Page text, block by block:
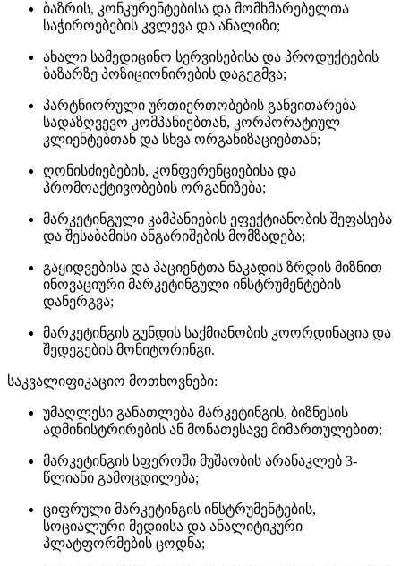
ბაზრის, კონკურენტებისა და მომხმარებელთა
საჭიროებების კვლევა და ანალიზი;
ახალი სამედიცინო სერვისებისა და პროდუქტების
ბაზარზე პოზიციონირების დაგეგმვა;
პარტნიორული ურთიერთობების განვითარება
სადაზღვევო კომპანიებთან, კორპორატიულ
კლიენტებთან და სხვა ორგანიზაციებთან;
ღონისძიებების, კონფერენციებისა და
პრომოაქტივობების ორგანიზება;
მარკეტინგული კამპანიების ეფექტიანობის შეფასება
და შესაბამისი ანგარიშების მომზადება;
გაყიდვებისა და პაციენტთა ნაკადის ზრდის მიზნით
ინოვაციური მარკეტინგული ინსტრუმენტების
დანერგვა;
მარკეტინგის გუნდის საქმიანობის კოორდინაცია და
შედეგების მონიტორინგი.
საკვალიფიკაციო მოთხოვნები:
უმაღლესი განათლება მარკეტინგის, ბიზნესის
ადმინისტრირების ან მონათესავე მიმართულებით;
მარკეტინგის სფეროში მუშაობის არანაკლებ 3-
წლიანი გამოცდილება;
ციფრული მარკეტინგის ინსტრუმენტების,
სოციალური მედიისა და ანალიტიკური
პლატფორმების ცოდნა;